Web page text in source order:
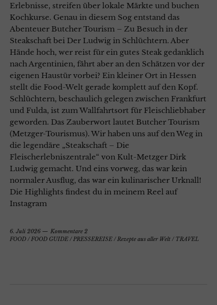
Erlebnisse, streifen über lokale Märkte und buchen
Kochkurse. Genau in diesem Sog entstand das
Abenteuer Butcher Tourism – Zu Besuch in der
Steakschaft bei Der Ludwig in Schlüchtern. Aber
Hände hoch, wer reist für ein gutes Steak gedanklich
nach Argentinien, fährt aber an den Schätzen vor der
eigenen Haustür vorbei? Ein kleiner Ort in Hessen
stellt die Food-Welt gerade komplett auf den Kopf.
Schlüchtern, beschaulich gelegen zwischen Frankfurt
und Fulda, ist zum Wallfahrtsort für Fleischliebhaber
geworden. Das Zauberwort lautet Butcher Tourism
(Metzger-Tourismus). Wir haben uns auf den Weg in
die legendäre „Steakschaft – Die
Fleischerlebniszentrale“ von Kult-Metzger Dirk
Ludwig gemacht. Und eins vorweg, das war kein
normaler Ausflug, das war ein kulinarischer Urknall!
Die Highlights findest du in meinem Reel auf
Instagram
6. Juli 2026
Kommentare 2
FOOD / FOOD GUIDE / PRESSEREISE / Rezepte aus aller Welt / TRAVEL